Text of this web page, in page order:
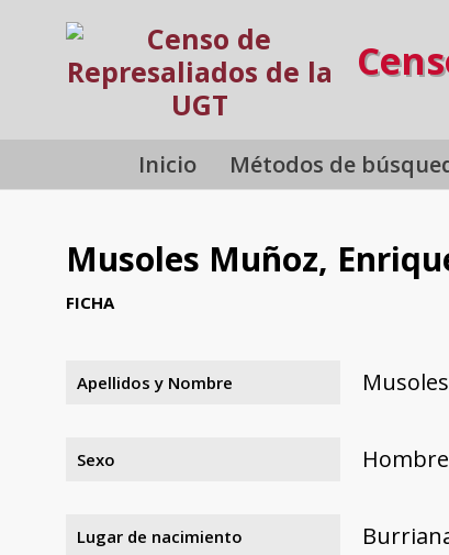
Inicio Métodos de
Musoles Muñoz,
FICHA
Apellidos y Nombre
Sexo Hombre
Lugar de nacimiento